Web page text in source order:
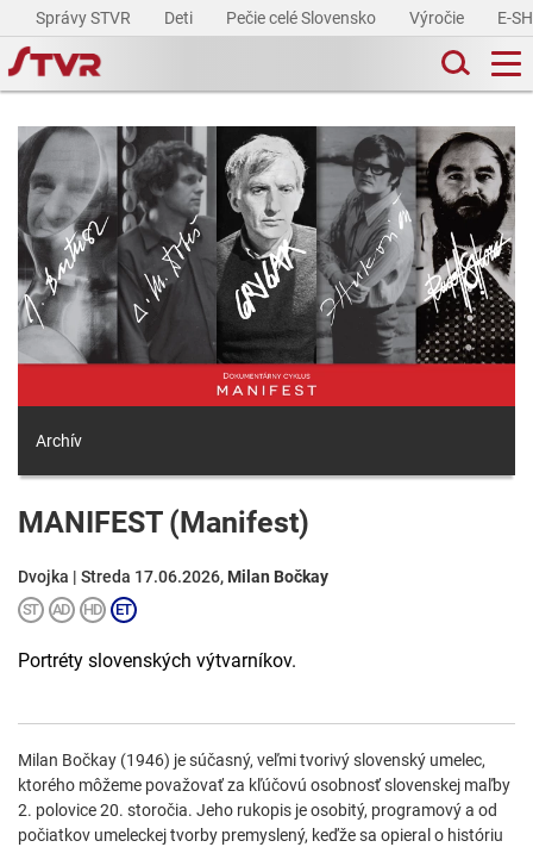
Správy STVR Deti Pečie celé Slovensko Výročie E-
Archív
MANIFEST (Manifest)
Dvojka | Streda 17.06.2026, Milan Bočkay
Portréty slovenských výtvarníkov.
Milan Bočkay (1946) je súčasný, veľmi tvorivý slovenský umelec,
ktorého môžeme považovať za kľúčovú osobnosť slovenskej maľby
2. polovice 20. storočia. Jeho rukopis je osobitý, programový a od
počiatkov umeleckej tvorby premyslený, keďže sa opieral o históriu